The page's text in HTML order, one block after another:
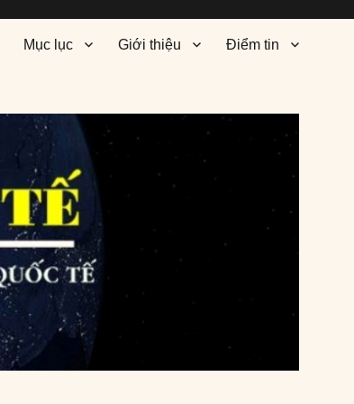
Mục lục Giới thiệu Điểm tin